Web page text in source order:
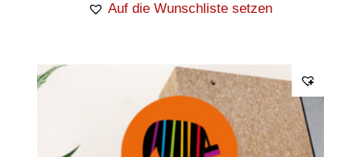
Auf die Wunschliste setzen